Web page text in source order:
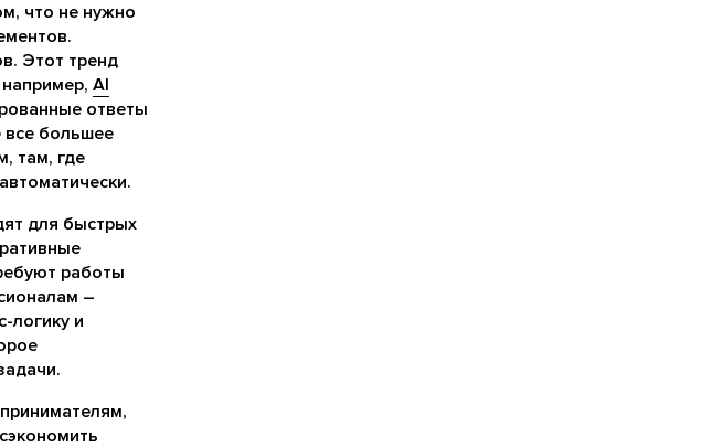
что не нужно
Этот тренд
AI
ответы
все большее
там, где
для быстрых
работы
–
логику и